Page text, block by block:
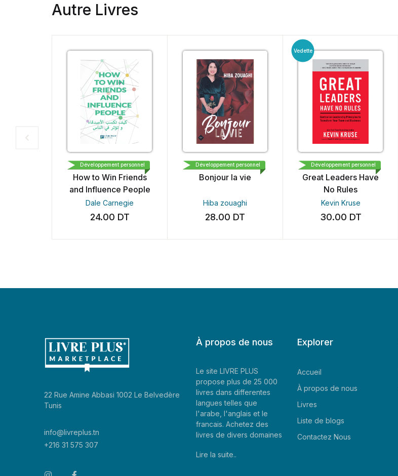
Autre Livres
LIVRE PLUS EDITION
How to Win Friends
and Influence People
Dale Carnegie
24.00 DT
Développement personnel نحن للإبداع و النشر و التوزيع
Bonjour la vie
Hiba zouaghi
28.00 DT
Développement personnel
Vedette
RODALE
Great Leaders Have
No Rules
Kevin Kruse
30.00 DT
Développement personnel
22 Rue Amine Abbasi 1002 Le Belvedère
Tunis
info@livreplus.tn
+216 31 575 307
À propos de nous
Le site LIVRE PLUS
propose plus de 25 000
livres dans differentes
langues telles que
l'arabe, l'anglais et le
francais. Achetez des
livres de divers domaines
Lire la suite..
Explorer
Accueil
À propos de nous
Livres
Liste de blogs
Contactez Nous